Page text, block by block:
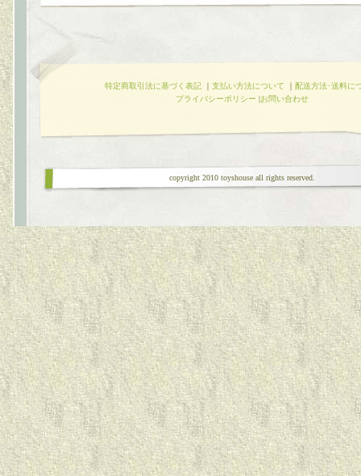
特定商取引法に基づく表記 ｜ 支払い方法について ｜ 配送方法･送料に
プライバシーポリシー |お問い合わせ
copyright 2010 toyshouse all rights reserved.